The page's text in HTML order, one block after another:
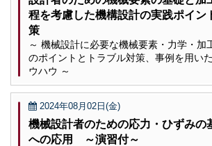
程を考慮した機構設計の実践ポイン
策
～ 機械設計に必要な機械要素・力学・加
のポイントとトラブル対策、事例を用い
ウハウ ～
2024年08月02日(金)
機械設計者のための応力・ひずみの
への応用 ～演習付～